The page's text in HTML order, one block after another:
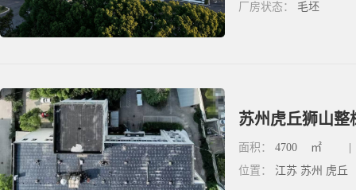
厂房状态： 毛坯
苏州虎丘狮山整
面积： 4700 ㎡
位置： 江苏 苏州 虎丘